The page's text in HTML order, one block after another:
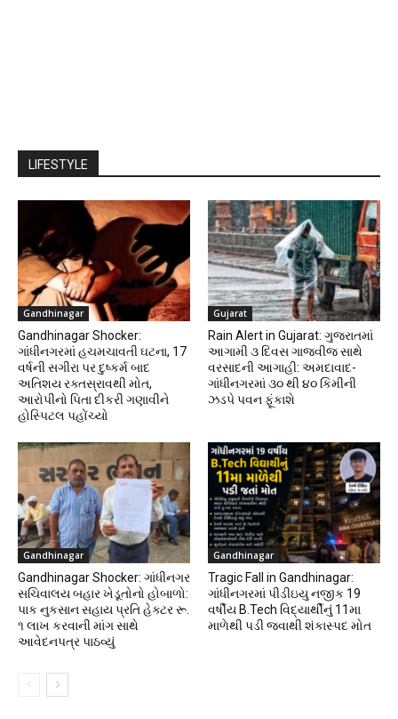
LIFESTYLE
Gandhinagar
Gandhinagar Shocker:
ગાંધીનગરમાં હચમચાવતી ઘટના, 17
વર્ષની સગીરા પર દુષ્કર્મ બાદ
અતિશય રક્તસ્રાવથી મોત,
આરોપીનો પિતા દીકરી ગણાવીને
હોસ્પિટલ પહોંચ્યો
Gujarat
Rain Alert in Gujarat: ગુજરાતમાં
આગામી ૩ દિવસ ગાજવીજ સાથે
વરસાદની આગાહી: અમદાવાદ-
ગાંધીનગરમાં ૩૦ થી ૪૦ કિમીની
ઝડપે પવન ફૂંકાશે
Gandhinagar
Gandhinagar Shocker: ગાંધીનગર
સચિવાલય બહાર ખેડૂતોનો હોબાળો:
પાક નુકસાન સહાય પ્રતિ હેક્ટર રૂ.
૧ લાખ કરવાની માંગ સાથે
આવેદનપત્ર પાઠવ્યું
Gandhinagar
Tragic Fall in Gandhinagar:
ગાંધીનગરમાં પીડીઇયુ નજીક 19
વર્ષીય B.Tech વિદ્યાર્થીનું 11મા
માળેથી પડી જવાથી શંકાસ્પદ મોત